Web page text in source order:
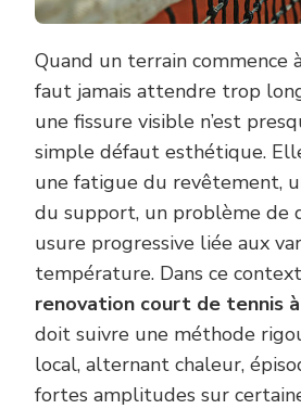
Quand un terrain commence
faut jamais attendre trop
une fissure visible n’est
simple défaut esthétique.
une fatigue du revêtement,
du support, un problème de
usure progressive liée aux
température. Dans ce
renovation court de tennis
doit suivre une méthode
local, alternant chaleur,
fortes amplitudes sur